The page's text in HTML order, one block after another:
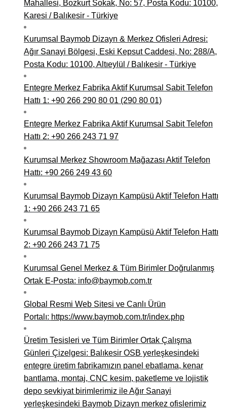
Mahallesi, Bozkurt Sokak, No: 57, Posta Kodu: 10100,
Karesi / Balıkesir - Türkiye
Kurumsal Baymob Dizayn & Merkez Ofisleri Adresi:
Ağır Sanayi Bölgesi, Eski Kepsut Caddesi, No: 288/A,
Posta Kodu: 10100, Altıeylül / Balıkesir - Türkiye
Entegre Merkez Fabrika Aktif Kurumsal Sabit Telefon
Hattı 1: +90 266 290 80 01 (290 80 01)
Entegre Merkez Fabrika Aktif Kurumsal Sabit Telefon
Hattı 2: +90 266 243 71 97
Kurumsal Merkez Showroom Mağazası Aktif Telefon
Hattı: +90 266 249 43 60
Kurumsal Baymob Dizayn Kampüsü Aktif Telefon Hattı
1: +90 266 243 71 65
Kurumsal Baymob Dizayn Kampüsü Aktif Telefon Hattı
2: +90 266 243 71 75
Kurumsal Genel Merkez & Tüm Birimler Doğrulanmış
Ortak E-Posta: info@baymob.com.tr
Global Resmi Web Sitesi ve Canlı Ürün
Portalı: https://www.baymob.com.tr/index.php
Üretim Tesisleri ve Tüm Birimler Ortak Çalışma
Günleri Çizelgesi: Balıkesir OSB yerleşkesindeki
entegre üretim fabrikamızın panel ebatlama, kenar
bantlama, montaj, CNC kesim, paketleme ve lojistik
depo sevkiyat birimlerimiz ile Ağır Sanayi
yerleşkesindeki Baymob Dizayn merkez ofislerimiz